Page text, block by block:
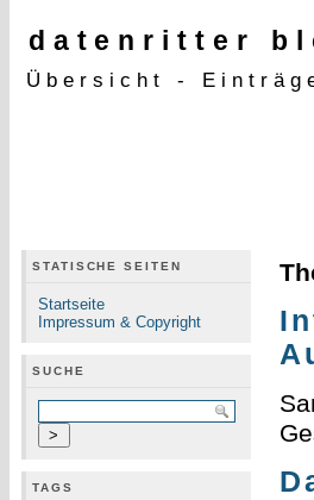
datenritter
Übersicht -
STATISCHE SEITEN
Startseite
Impressum & Copyright
SUCHE
TAGS